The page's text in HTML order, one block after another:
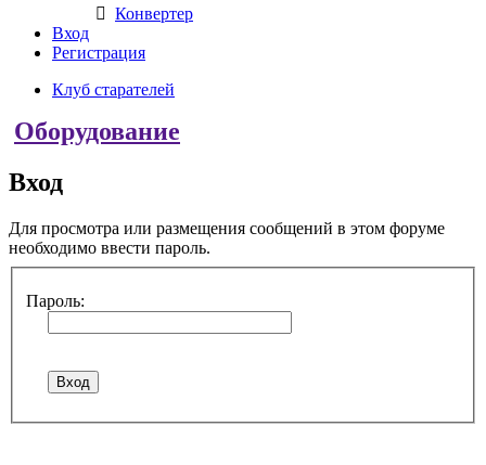
Конвертер
Вход
Регистрация
Клуб старателей
Оборудование
Вход
Для просмотра или размещения сообщений в этом форуме
необходимо ввести пароль.
Пароль: